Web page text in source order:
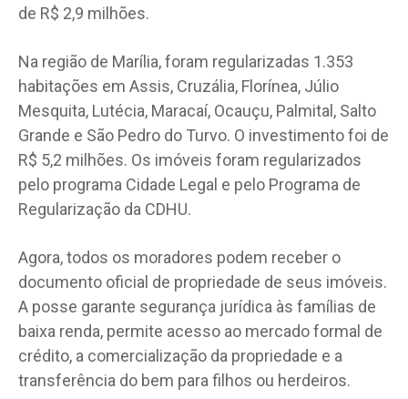
de R$ 2,9 milhões.
Na região de Marília, foram regularizadas 1.353
habitações em Assis, Cruzália, Florínea, Júlio
Mesquita, Lutécia, Maracaí, Ocauçu, Palmital, Salto
Grande e São Pedro do Turvo. O investimento foi de
R$ 5,2 milhões. Os imóveis foram regularizados
pelo programa Cidade Legal e pelo Programa de
Regularização da CDHU.
Agora, todos os moradores podem receber o
documento oficial de propriedade de seus imóveis.
A posse garante segurança jurídica às famílias de
baixa renda, permite acesso ao mercado formal de
crédito, a comercialização da propriedade e a
transferência do bem para filhos ou herdeiros.